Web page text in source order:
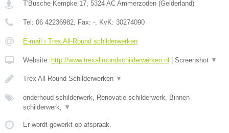
T'Busche Kempke 17 5324 AC Ammerzoden (Gelderland)
Tel: 06 42236982 , Fax: - , KvK: 30274090
E-mail › Trex All-Round schilderwerken
Website: http://www.trexallroundschilderwerken.nl | Screenshot ▼
Trex All-Round Schilderwerken ▼
onderhoud schilderwerk, Renovatie schilderwerk, Binnen
schilderwerk,
▼
Er wordt gewerkt op afspraak.